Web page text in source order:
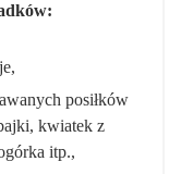
posiłków
kwiatek z
itp.,